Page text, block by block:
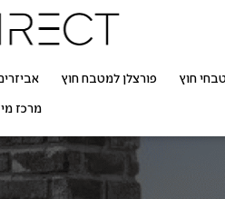
חוץ פורצלן למטבח חוץ
מרכז